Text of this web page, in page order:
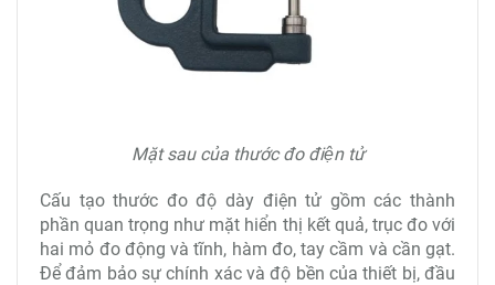
Mặt sau của thước đo điện tử
Cấu tạo thước đo độ dày điện tử gồm các thành
phần quan trọng như mặt hiển thị kết quả, trục đo với
hai mỏ đo động và tĩnh, hàm đo, tay cầm và cần gạt.
Để đảm bảo sự chính xác và độ bền của thiết bị, đầu